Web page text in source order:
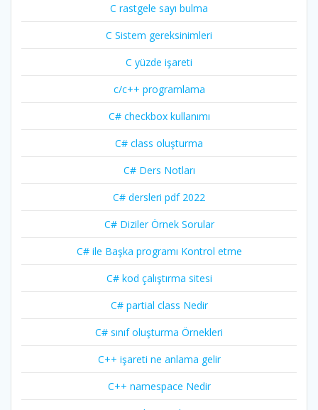
C rastgele sayı bulma
C Sistem gereksinimleri
C yüzde işareti
c/c++ programlama
C# checkbox kullanımı
C# class oluşturma
C# Ders Notları
C# dersleri pdf 2022
C# Diziler Örnek Sorular
C# ile Başka programı Kontrol etme
C# kod çalıştırma sitesi
C# partial class Nedir
C# sınıf oluşturma Örnekleri
C++ işareti ne anlama gelir
C++ namespace Nedir